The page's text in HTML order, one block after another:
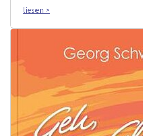
liesen >